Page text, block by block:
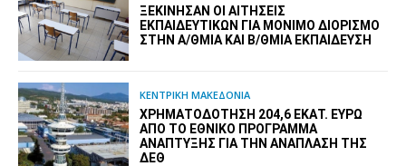
ΞΕΚΊΝΗΣΑΝ ΟΙ ΑΙΤΉΣΕΙΣ
ΕΚΠΑΙΔΕΥΤΙΚΏΝ ΓΙΑ ΜΌΝΙΜΟ ΔΙΟΡΙΣΜΌ
ΣΤΗΝ Α/ΘΜΙΑ ΚΑΙ Β/ΘΜΙΑ ΕΚΠΑΊΔΕΥΣΗ
ΚΕΝΤΡΙΚΗ ΜΑΚΕΔΟΝΙΑ
ΧΡΗΜΑΤΟΔΌΤΗΣΗ 204,6 ΕΚΑΤ. ΕΥΡΏ
ΑΠΌ ΤΟ ΕΘΝΙΚΌ ΠΡΌΓΡΑΜΜΑ
ΑΝΆΠΤΥΞΗΣ ΓΙΑ ΤΗΝ ΑΝΆΠΛΑΣΗ ΤΗΣ
ΔΕΘ